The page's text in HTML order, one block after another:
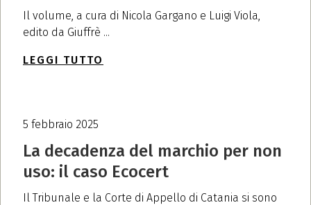
Il volume, a cura di Nicola Gargano e Luigi Viola,
edito da Giuffrè ...
LEGGI TUTTO
5 febbraio 2025
La decadenza del marchio per non
uso: il caso Ecocert
Il Tribunale e la Corte di Appello di Catania si sono